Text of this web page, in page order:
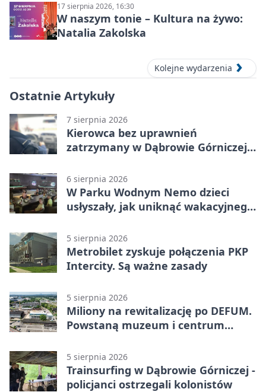
17 sierpnia 2026, 16:30
W naszym tonie – Kultura na żywo:
Natalia Zakolska
Kolejne wydarzenia
Ostatnie Artykuły
7 sierpnia 2026
Kierowca bez uprawnień
zatrzymany w Dąbrowie Górniczej.
6 sierpnia 2026
W Parku Wodnym Nemo dzieci
usłyszały, jak uniknąć wakacyjnego
5 sierpnia 2026
Metrobilet zyskuje połączenia PKP
Intercity. Są ważne zasady
5 sierpnia 2026
Miliony na rewitalizację po DEFUM.
Powstaną muzeum i centrum
5 sierpnia 2026
Trainsurfing w Dąbrowie Górniczej -
policjanci ostrzegali kolonistów